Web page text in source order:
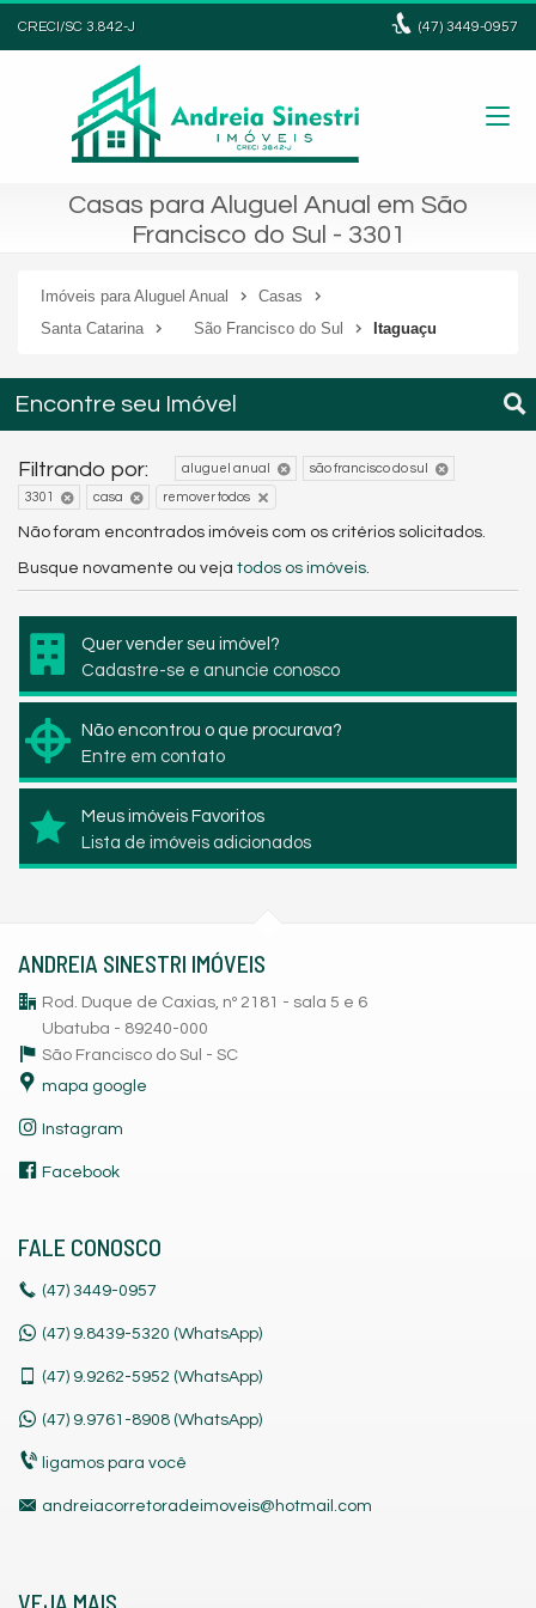
CRECI/SC 3.842-J (47)3449-0957
Casas para Aluguel Anual em São
Francisco do Sul - 3301
Imóveis para Aluguel Anual
Casas
Santa Catarina
São Francisco do Sul Itaguaçu
Encontre seu Imóvel
Filtrando por: aluguel anual são francisco do sul
3301 casa remover todos
Não foram encontrados imóveis com os critérios solicitados.
Busque novamente ou veja todos os imóveis.
Quer vender seu imóvel?
Cadastre-se e anuncie conosco
Não encontrou o que procurava?
Entre em contato
Meus imóveis Favoritos
Lista de imóveis adicionados
ANDREIA SINESTRI IMÓVEIS
Rod. Duque de Caxias, nº 2181 - sala 5 e 6
Ubatuba - 89240-000
São Francisco do Sul - SC
mapa google
Instagram
Facebook
FALE CONOSCO
(47) 3449-0957
(47) 9.8439-5320 (WhatsApp)
(47) 9.9262-5952 (WhatsApp)
(47) 9.9761-8908 (WhatsApp)
ligamos para você
andreiacorretoradeimoveis@hotmail.com
VEJA MAIS